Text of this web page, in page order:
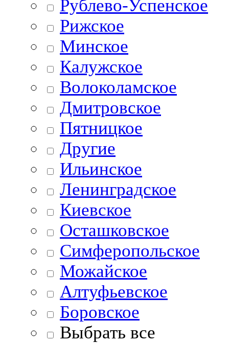
Рублево-Успенское
Рижское
Минское
Калужское
Волоколамское
Дмитровское
Пятницкое
Другие
Ильинское
Ленинградское
Киевское
Осташковское
Симферопольское
Можайское
Алтуфьевское
Боровское
Выбрать все